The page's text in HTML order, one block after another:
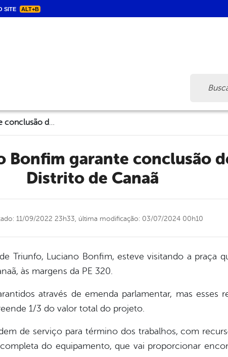
SITE ALT+B
Prefeito Luciano Bonfim garante conclusão de praça no Distrito de Canaã
Distrito de Canaã
11/09/2022 23h33, última modificação: 03/07/2024 00h10
Triunfo, Luciano Bonfim, esteve visitando a praça
às margens da PE 320.
através de emenda parlamentar, mas esses
1/3 do valor total do projeto.
de serviço para término dos trabalhos, com
do equipamento, que vai proporcionar